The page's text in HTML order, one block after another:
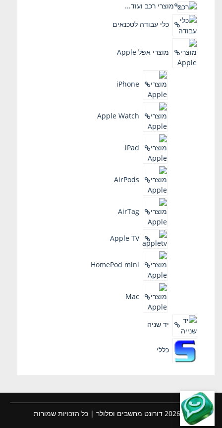
מוצרי רכב ועוד...
כלי עבודה לטכנאים
מוצרי אפל Apple
iPhone
Apple Watch
iPad
AirPods
AirTag
Apple TV
HomePod mini
Mac
יד שניה
כללי
© 2026 דורונט מחשבים וסלולר | כל הזכויות שמורות